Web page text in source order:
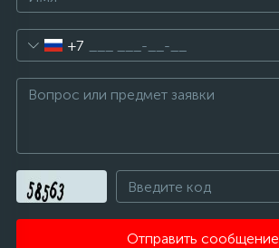
+7
Отправить сообщение